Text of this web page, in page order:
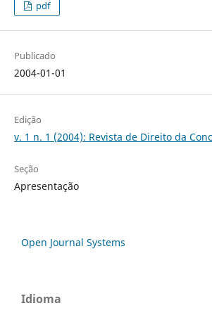
pdf
Publicado
2004-01-01
Edição
v. 1 n. 1 (2004): Revista de Direito da
Seção
Apresentação
Open Journal Systems
Idioma